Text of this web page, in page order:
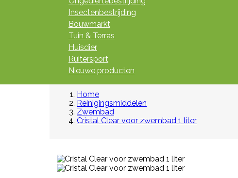
Insectenbestrijding
Bouwmarkt
Tuin & Terras
Huisdier
Ruitersport
Nieuwe producten
Home
Reinigingsmiddelen
Zwembad
Cristal Clear voor zwembad 1 liter